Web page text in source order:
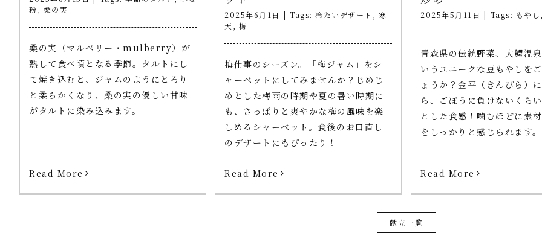
粉
桑の実
桑の実（マルベリー・mulberry）が
熟して食べ頃となる季節。タルトにし
て焼き込むと、ジャムのようにとろり
と柔らかくなり、桑の実の優しい甘味
がタルトに染み込みます。
Read More
2025年6月1日 | Tags: 冷たいデザート
寒
天
梅
梅仕事のシーズン。「梅ジャム」をシ
ャーベットにしてみませんか？じめじ
めとした梅雨の時期や夏の暑い時期に
も、さっぱりと爽やかな梅の風味を楽
しめるシャーベット。食後のお口直し
のデザートにもぴったり！
Read More
2025年5月11日 | Tags: もやし
青森県の伝統野菜、大鰐温
いうユニークな豆もやしを
ょうか？金平（きんぴら）
ら、ごぼうに負けないくら
とした食感！噛むほどに素
をしっかりと感じられます。
Read More
献立一覧